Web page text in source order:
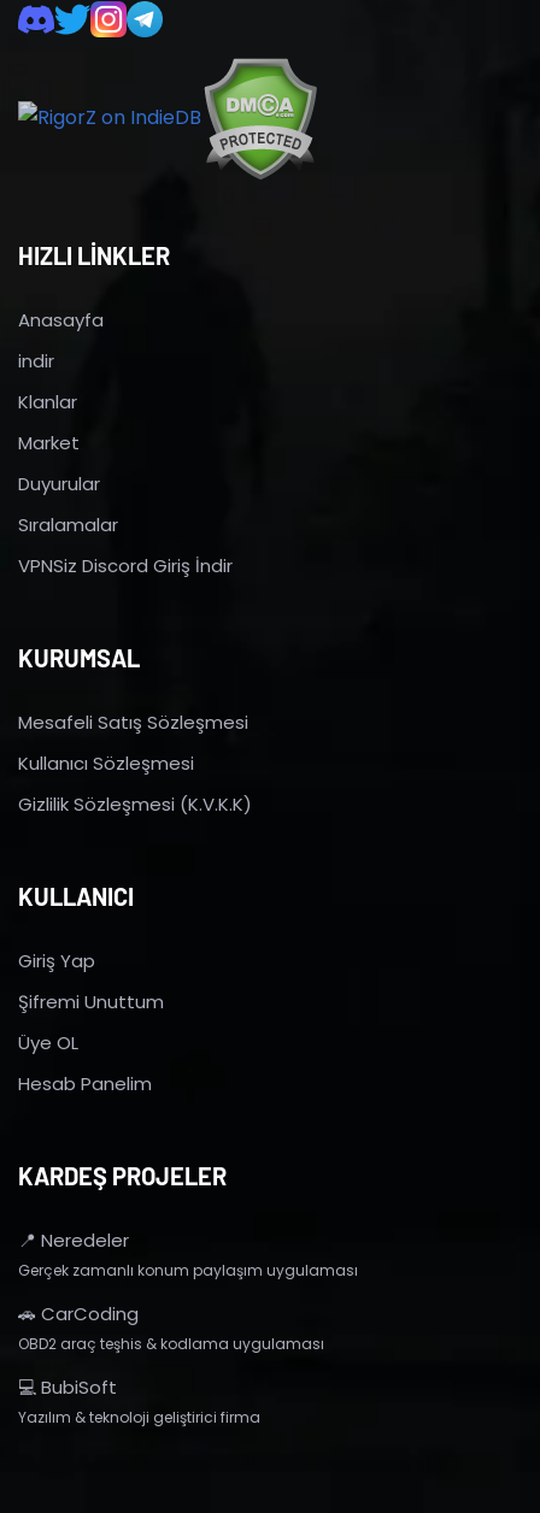
HIZLI LİNKLER
Anasayfa
indir
Klanlar
Market
Duyurular
Sıralamalar
VPNSiz Discord Giriş İndir
KURUMSAL
Mesafeli Satış Sözleşmesi
Kullanıcı Sözleşmesi
Gizlilik Sözleşmesi (K.V.K.K)
KULLANICI
Giriş Yap
Şifremi Unuttum
Üye OL
Hesab Panelim
KARDEŞ PROJELER
📍 Neredeler
Gerçek zamanlı konum paylaşım uygulaması
🚗 CarCoding
OBD2 araç teşhis & kodlama uygulaması
💻 BubiSoft
Yazılım & teknoloji geliştirici firma